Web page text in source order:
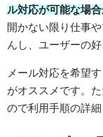
ル対応が可能な場合
開かない限り仕事
んし、ユーザーの
メール対応を希望
がオススメです。
ので利用手順の詳細